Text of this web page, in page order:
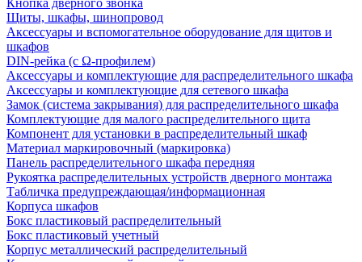
Кнопка дверного звонка
Щиты, шкафы, шинопровод
Аксессуары и вспомогательное оборудование для щитов и
шкафов
DIN-рейка (с Ω-профилем)
Аксессуары и комплектующие для распределительного шкафа
Аксессуары и комплектующие для сетевого шкафа
Замок (система закрывания) для распределительного шкафа
Комплектующие для малого распределительного щита
Компонент для установки в распределительный шкаф
Материал маркировочный (маркировка)
Панель распределительного шкафа передняя
Рукоятка распределительных устройств дверного монтажа
Табличка предупреждающая/информационная
Корпуса шкафов
Бокс пластиковый распределительный
Бокс пластиковый учетный
Корпус металлический распределительный